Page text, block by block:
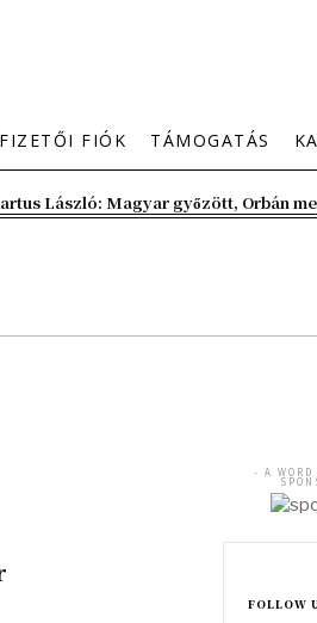
FIÓK TÁMOGATÁS
László: Magyar győzött, Orbán
- A WORD
FOLLOW